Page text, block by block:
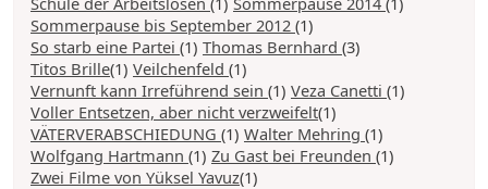
Sommerpause bis September 2012 (1)
So starb eine Partei (1) Thomas Bernhard (3)
Titos Brille(1) Veilchenfeld (1)
Vernunft kann Irreführend sein (1) Veza Canetti (1)
Voller Entsetzen, aber nicht verzweifelt(1)
VÄTERVERABSCHIEDUNG (1) Walter Mehring (1)
Wolfgang Hartmann (1) Zu Gast bei Freunden (1)
Zwei Filme von Yüksel Yavuz(1)